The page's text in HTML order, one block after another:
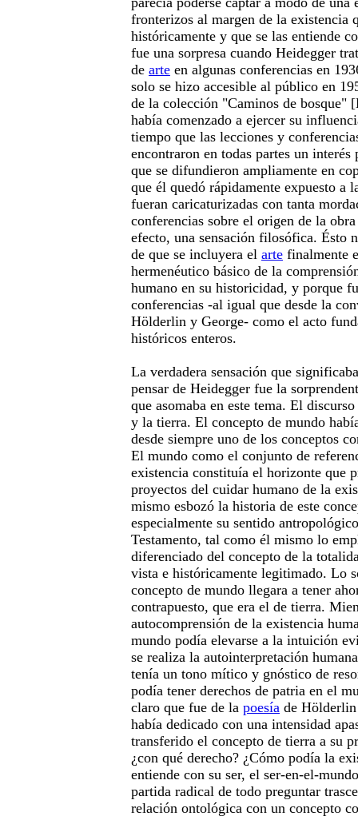
fronterizos al margen de la existencia
históricamente y que se las entiende
fue una sorpresa cuando Heidegger
de arte en algunas conferencias en
solo se hizo accesible al público en
de la colección "Caminos de bosque"
había comenzado a ejercer su
tiempo que las lecciones y
encontraron en todas partes un
que se difundieron ampliamente en
que él quedó rápidamente expuesto a
fueran caricaturizadas con tanta
conferencias sobre el origen de la
efecto, una sensación filosófica. Ésto
de que se incluyera el arte finalmente
hermenéutico básico de la
humano en su historicidad, y porque
conferencias -al igual que desde la
Hölderlin y George- como el acto
históricos enteros.
La verdadera sensación que
pensar de Heidegger fue la
que asomaba en este tema. El
y la tierra. El concepto de mundo
desde siempre uno de los conceptos
El mundo como el conjunto de
existencia constituía el horizonte que
proyectos del cuidar humano de la
mismo esbozó la historia de este
especialmente su sentido
Testamento, tal como él mismo lo
diferenciado del concepto de la
vista e históricamente legitimado. Lo
concepto de mundo llegara a tener
contrapuesto, que era el de tierra.
autocomprensión de la existencia
mundo podía elevarse a la intuición
se realiza la autointerpretación
tenía un tono mítico y gnóstico de
podía tener derechos de patria en el
claro que fue de la poesía de
había dedicado con una intensidad
transferido el concepto de tierra a su
¿con qué derecho? ¿Cómo podía la
entiende con su ser, el ser-en-el-
partida radical de todo preguntar
relación ontológica con un concepto